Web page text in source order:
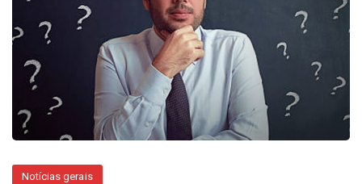
Notícias gerais